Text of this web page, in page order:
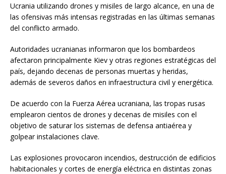
Ucrania utilizando drones y misiles de largo alcance, en una de
las ofensivas más intensas registradas en las últimas semanas
del conflicto armado.
Autoridades ucranianas informaron que los bombardeos
afectaron principalmente Kiev y otras regiones estratégicas del
país, dejando decenas de personas muertas y heridas,
además de severos daños en infraestructura civil y energética.
De acuerdo con la Fuerza Aérea ucraniana, las tropas rusas
emplearon cientos de drones y decenas de misiles con el
objetivo de saturar los sistemas de defensa antiaérea y
golpear instalaciones clave.
Las explosiones provocaron incendios, destrucción de edificios
habitacionales y cortes de energía eléctrica en distintas zonas